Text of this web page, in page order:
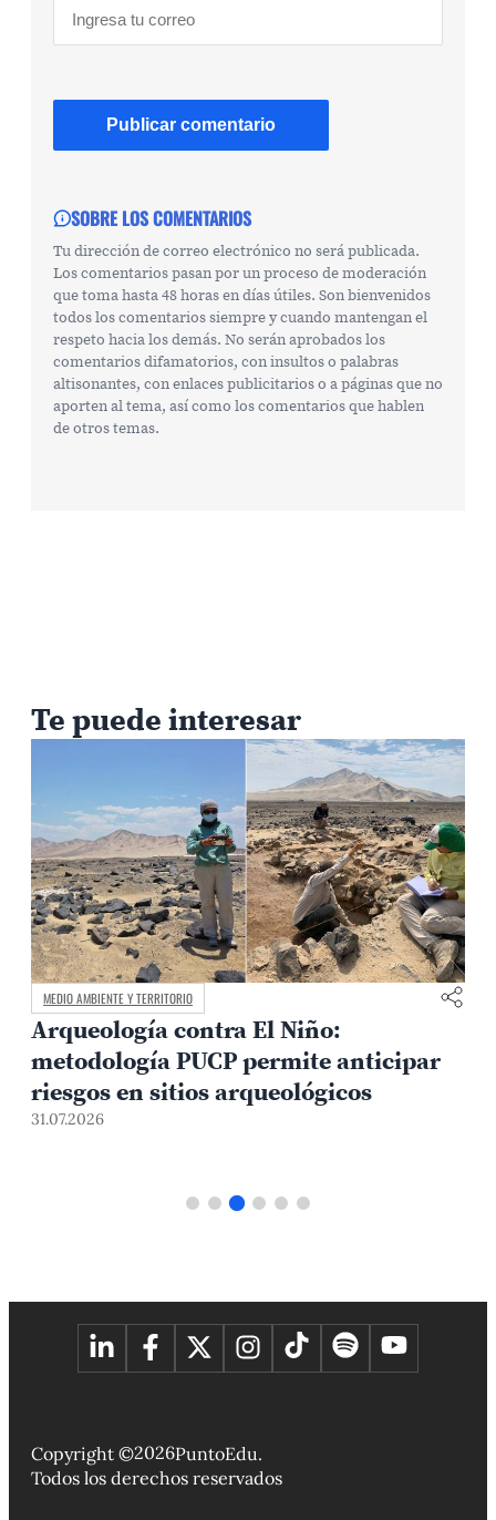
SOBRE LOS COMENTARIOS
Tu dirección de correo electrónico no será publicada.
Los comentarios pasan por un proceso de moderación
que toma hasta 48 horas en días útiles. Son bienvenidos
todos los comentarios siempre y cuando mantengan el
respeto hacia los demás. No serán aprobados los
comentarios difamatorios, con insultos o palabras
altisonantes, con enlaces publicitarios o a páginas que no
aporten al tema, así como los comentarios que hablen
de otros temas.
Te puede interesar
MEDIO AMBIENTE Y TERRITORIO
Arqueología contra El Niño:
metodología PUCP permite anticipar
riesgos en sitios arqueológicos
31.07.2026
Copyright ©2026PuntoEdu.
Todos los derechos reservados